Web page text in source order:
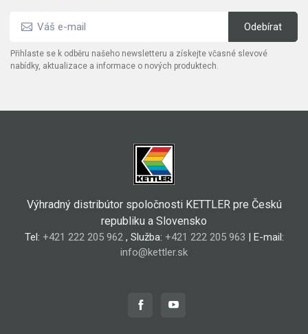
Přihlaste se k odběru našeho newsletteru a získejte včasné slevové
nabídky, aktualizace a informace o nových produktech.
Výhradný distribútor spoločnosti KETTLER pre Českú
republiku a Slovensko
Tel: +421 222 205 962, Služba: +421 222 205 963 | E-mail:
info@kettler.sk